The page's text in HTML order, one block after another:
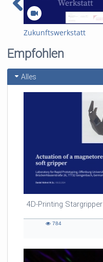
Zukunftswerkstatt
Empfohlen
Alles
4D-Printing Stargripper
02:58 duration
784